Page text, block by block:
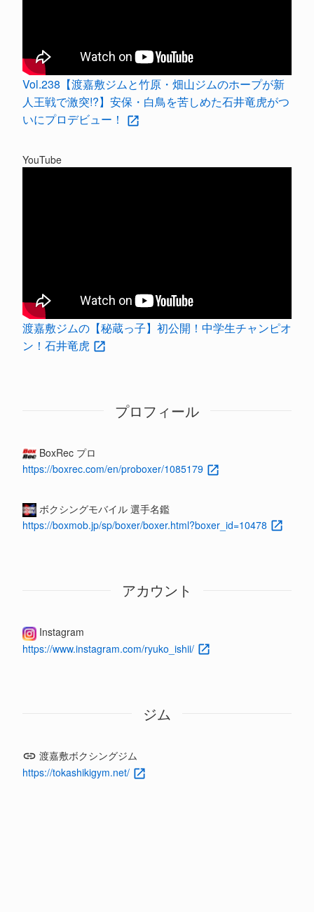
Vol.238【渡嘉敷ジムと竹原・畑山ジムのホープが新
人王戦で激突!?】安保・白鳥を苦しめた石井竜虎がつ
いにプロデビュー！
YouTube
渡嘉敷ジムの【秘蔵っ子】初公開！中学生チャンピオ
ン！石井竜虎
プロフィール
BoxRec プロ
https://boxrec.com/en/proboxer/1085179
ボクシングモバイル 選手名鑑
https://boxmob.jp/sp/boxer/boxer.html?boxer_id=10478
アカウント
Instagram
https://www.instagram.com/ryuko_ishii/
ジム
渡嘉敷ボクシングジム
https://tokashikigym.net/